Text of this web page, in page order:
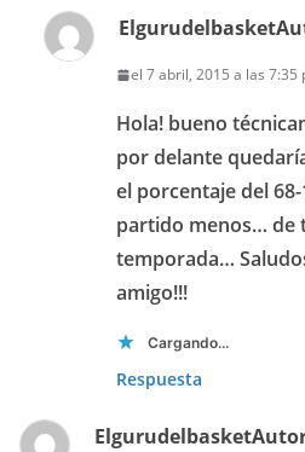
Elgurudelbasket
el 7 abril, 2015 a las 7:35
Hola! bueno
por delante
el porcentaje del
partido menos… de
temporada…
amigo!!!
Cargando...
Respuesta
Elgurudelbasket